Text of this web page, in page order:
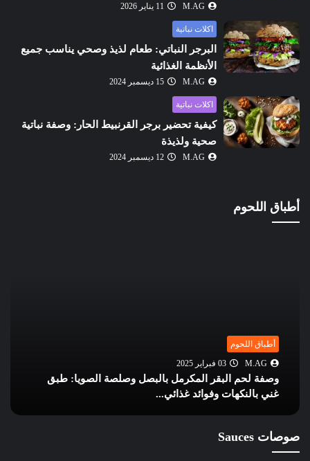
M.AG 11 يناير 2026
اكلات نباتية
البرجر النباتي: طعام لذيذ وصحي يناسب جميع
الأنظمة الغذائية
M.AG 15 ديسمبر 2024
اكلات نباتية
كيفية تحضير برجر القرنبيط الحار: وصفة نباتية
صحية ولذيذة
M.AG 12 ديسمبر 2024
أطباق اللحوم
أطباق اللحوم
M.AG
12 أكتوبر 2024
أشهر الأكلات السعودية: الكبسة، المندي، الجريش،
المفطح، الحنيذ، المطازيز، ...
صوصات Sauces